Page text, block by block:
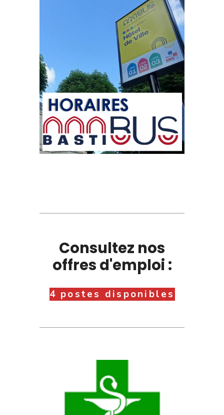
Consultez nos
offres d'emploi :
4 postes disponibles